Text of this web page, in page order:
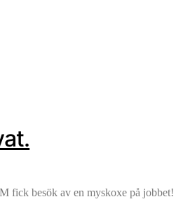
fick besök av en myskoxe på